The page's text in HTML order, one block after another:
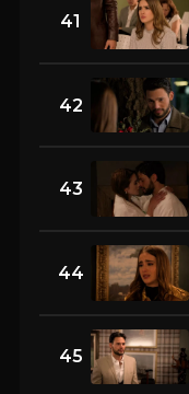
41
42
43
44
45